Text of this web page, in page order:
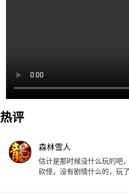
热评
森林雪人
估计是那时候没什么玩的吧
砍怪，没有剧情什么的，玩